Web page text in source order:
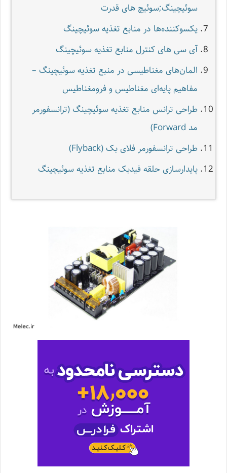
سوئیچینگ;سوئیچ های قدرت
یکسوکننده‌ها در منابع تغذیه سوئیچینگ
آی سی های کنترل منابع تغذیه سوئیچینگ
المان‌های مغناطیسی در منبع تغذیه سوئیچینگ –
مفاهیم پایه‌ای مغناطیس و فرومغناطیس
طراحی ترانس منابع تغذیه سوئیچینگ (ترانسفورمر
مد Forward)
طراحی ترانسفورمر فلای بک (Flyback)
پایدارسازی حلقه فیدبک منابع تغذیه سوئیچینگ